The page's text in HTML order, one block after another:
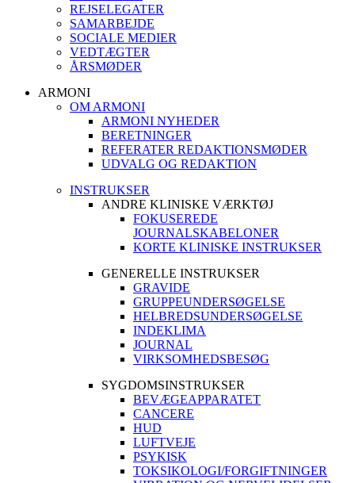
REJSELEGATER
SAMARBEJDE
SOCIALE MEDIER
VEDTÆGTER
ÅRSMØDER
ARMONI
OM ARMONI
ARMONI NYHEDER
BERETNINGER
REFERATER REDAKTIONSMØDER
UDVALG OG REDAKTION
INSTRUKSER
ANDRE KLINISKE VÆRKTØJ
FOKUSEREDE
JOURNALSKABELONER
KORTE KLINISKE INSTRUKSER
GENERELLE INSTRUKSER
GRAVIDE
GRUPPEUNDERSØGELSE
HELBREDSUNDERSØGELSE
INDEKLIMA
JOURNAL
VIRKSOMHEDSBESØG
SYGDOMSINSTRUKSER
BEVÆGEAPPARATET
CANCERE
HUD
LUFTVEJE
PSYKISK
TOKSIKOLOGI/FORGIFTNINGER